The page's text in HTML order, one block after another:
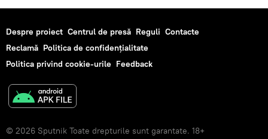
Despre proiect Centrul de presă Reguli Contacte
Reclamă Politica de confidențialitate
Politica privind cookie-urile Feedback
© 2026 Sputnik Toate drepturile sunt garantate. 18+